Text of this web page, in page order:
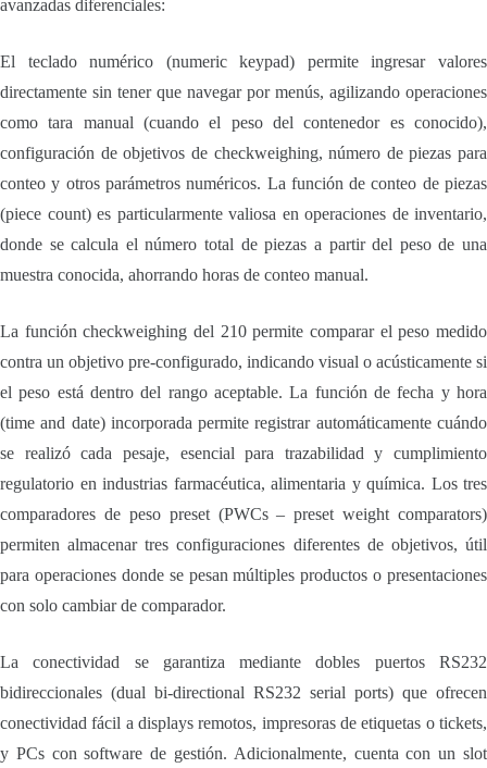
avanzadas diferenciales:
El teclado numérico (numeric keypad) permite ingresar valores
directamente sin tener que navegar por menús, agilizando operaciones
como tara manual (cuando el peso del contenedor es conocido),
configuración de objetivos de checkweighing, número de piezas para
conteo y otros parámetros numéricos. La función de conteo de piezas
(piece count) es particularmente valiosa en operaciones de inventario,
donde se calcula el número total de piezas a partir del peso de una
muestra conocida, ahorrando horas de conteo manual.
La función checkweighing del 210 permite comparar el peso medido
contra un objetivo pre-configurado, indicando visual o acústicamente si
el peso está dentro del rango aceptable. La función de fecha y hora
(time and date) incorporada permite registrar automáticamente cuándo
se realizó cada pesaje, esencial para trazabilidad y cumplimiento
regulatorio en industrias farmacéutica, alimentaria y química. Los tres
comparadores de peso preset (PWCs – preset weight comparators)
permiten almacenar tres configuraciones diferentes de objetivos, útil
para operaciones donde se pesan múltiples productos o presentaciones
con solo cambiar de comparador.
La conectividad se garantiza mediante dobles puertos RS232
bidireccionales (dual bi-directional RS232 serial ports) que ofrecen
conectividad fácil a displays remotos, impresoras de etiquetas o tickets,
y PCs con software de gestión. Adicionalmente, cuenta con un slot